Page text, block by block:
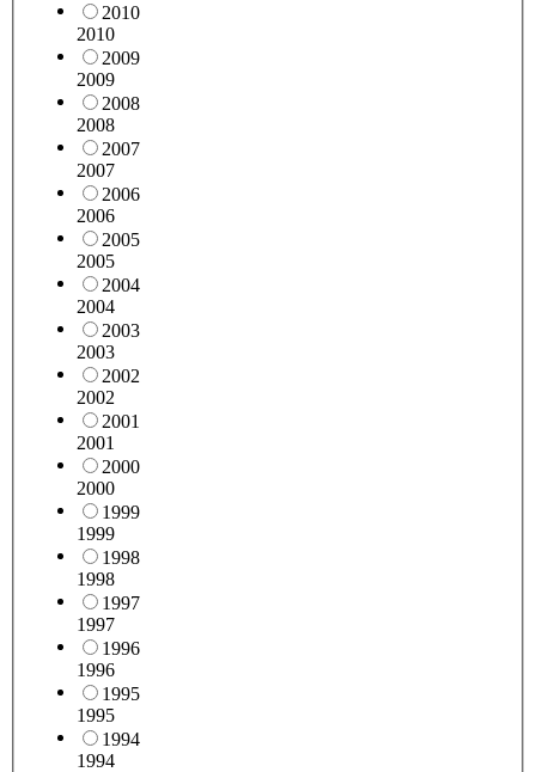
2010
2010
2009
2009
2008
2008
2007
2007
2006
2006
2005
2005
2004
2004
2003
2003
2002
2002
2001
2001
2000
2000
1999
1999
1998
1998
1997
1997
1996
1996
1995
1995
1994
1994